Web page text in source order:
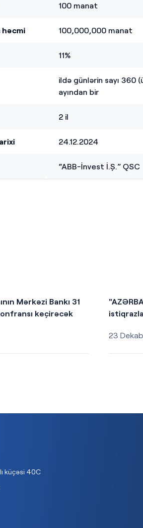
100 manat
həcmi 100,000,000 manat
11%
ildə günlərin sayı 360
ayından bir
2 il
24.12.2024
“ABB-İnvest İ.Ş.” QSC
Mərkəzi Bankı 31
keçirəcək
23
küçəsi 40C